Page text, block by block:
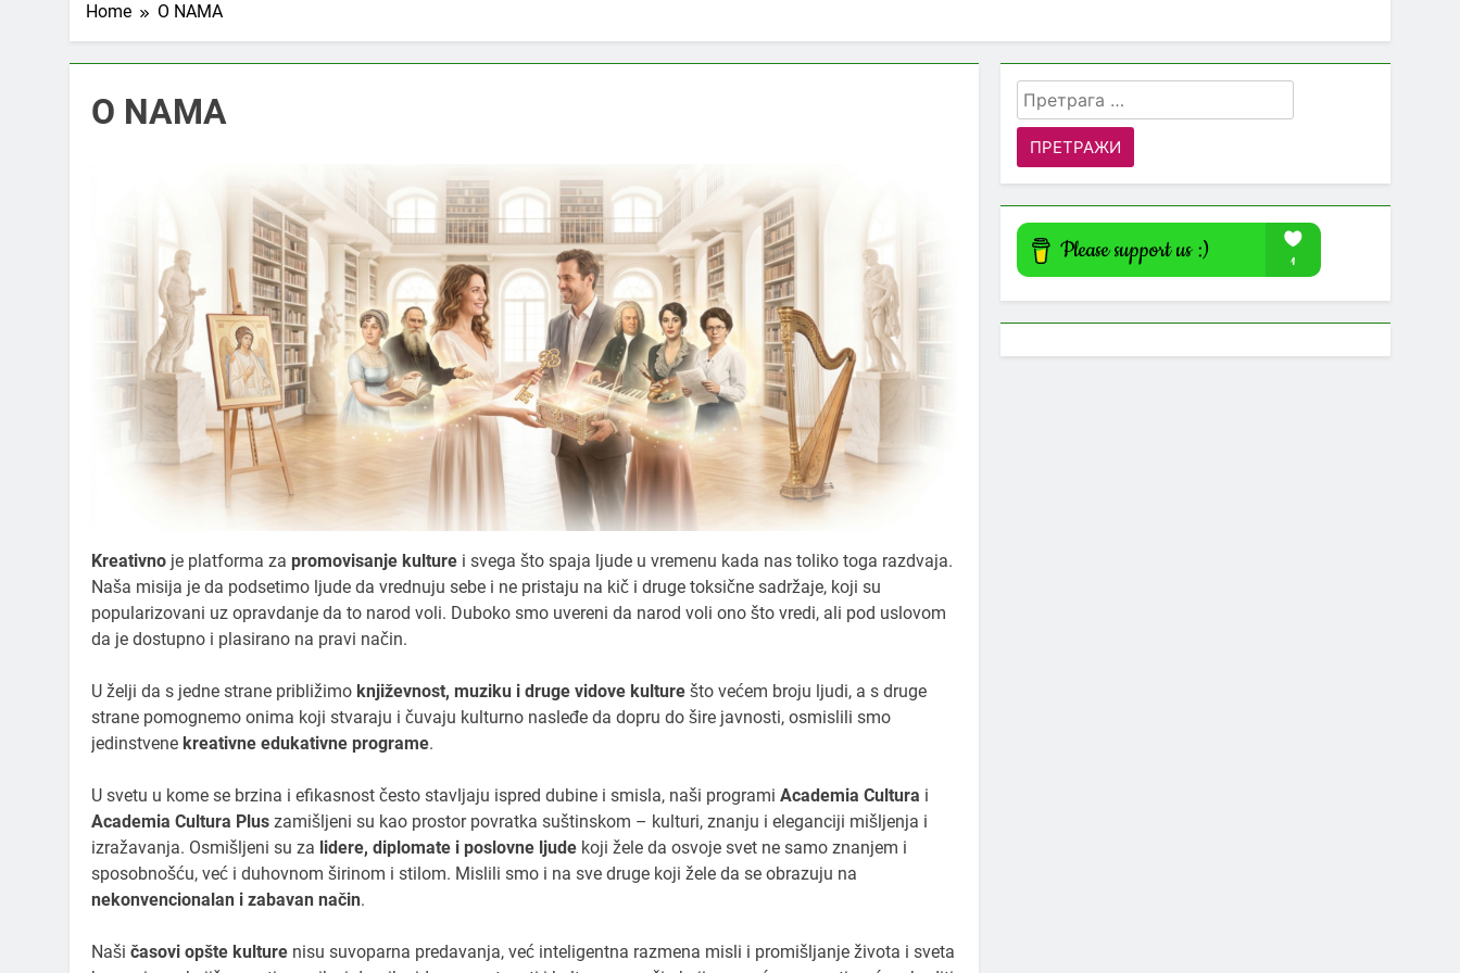
Home O NAMA
O NAMA
Kreativno je platforma za promovisanje kulture i svega što spaja ljude u vremenu kada nas toliko toga razdvaja.
Naša misija je da podsetimo ljude da vrednuju sebe i ne pristaju na kič i druge toksične sadržaje, koji su
popularizovani uz opravdanje da to narod voli. Duboko smo uvereni da narod voli ono što vredi, ali pod uslovom
da je dostupno i plasirano na pravi način.
U želji da s jedne strane približimo književnost, muziku i druge vidove kulture što većem broju ljudi, a s druge
strane pomognemo onima koji stvaraju i čuvaju kulturno nasleđe da dopru do šire javnosti, osmislili smo
jedinstvene kreativne edukativne programe.
U svetu u kome se brzina i efikasnost često stavljaju ispred dubine i smisla, naši programi Academia Cultura i
Academia Cultura Plus zamišljeni su kao prostor povratka suštinskom – kulturi, znanju i eleganciji mišljenja i
izražavanja. Osmišljeni su za lidere, diplomate i poslovne ljude koji žele da osvoje svet ne samo znanjem i
sposobnošću, već i duhovnom širinom i stilom. Mislili smo i na sve druge koji žele da se obrazuju na
nekonvencionalan i zabavan način.
Naši časovi opšte kulture nisu suvoparna predavanja, već inteligentna razmena misli i promišljanje života i sveta
Претрага
за: